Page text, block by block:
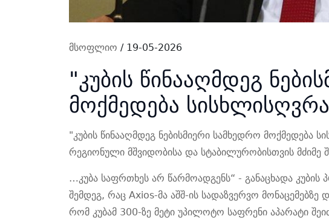
მსოფლიო / 19-05-2026
"კუბის წინააღმდეგ
მოქმედება
"კუბის წინააღმდეგ ნებისმიერი სამხედრო მოქმედება
რეგიონული მშვიდობისა და სტაბილურობისთვის მძიმე
…კუბა საფრთხეს არ წარმოადგენს“ - განაცხადა კუბის
შემდეგ, რაც Axios-მა აშშ-ის სადაზვერვო
რომ კუბამ 300-ზე მეტი უპილოტო საფრენი აპარატი